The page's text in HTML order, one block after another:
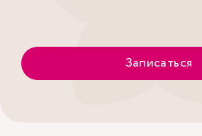
Записаться